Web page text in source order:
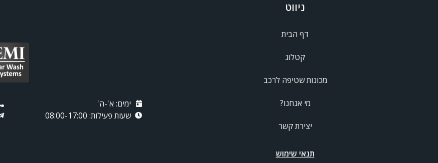
ניווט
דף הבית
קטלוג
מכונות שטיפה לרכב
מי אנחנו?
יצירת קשר
תנאי שימוש
ימים: א'-ה'
שעות פעילות: 08:00-17:00